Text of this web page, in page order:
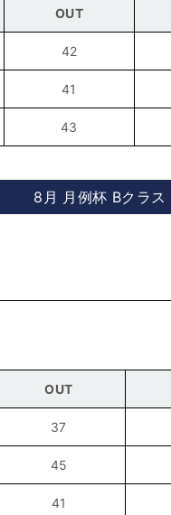
OUT
42
41
43
8月 月例杯 Bクラス
OUT
37
45
41